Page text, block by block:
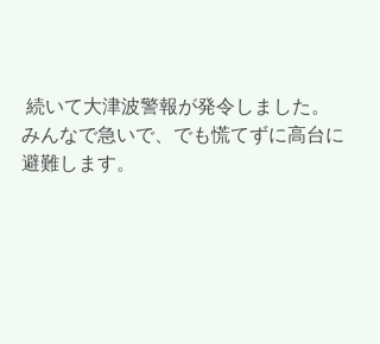
続いて大津波警報が発令しました。
みんなで急いで、でも慌てずに高台に
避難します。